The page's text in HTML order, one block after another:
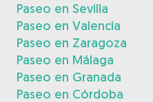
Paseo en Sevilla
Paseo en Valencia
Paseo en Zaragoza
Paseo en Málaga
Paseo en Granada
Paseo en Córdoba